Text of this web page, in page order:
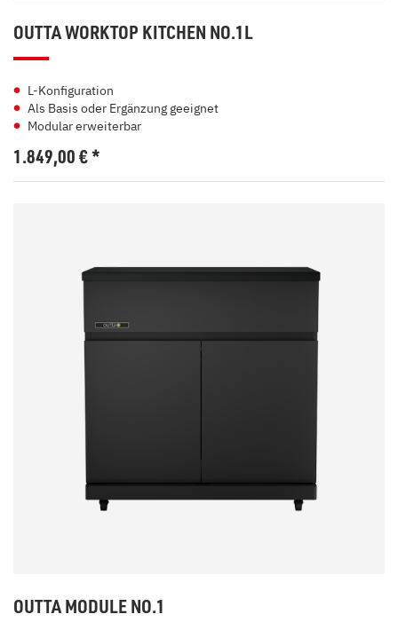
OUTTA WORKTOP KITCHEN NO.1L
L-Konfiguration
Als Basis oder Ergänzung geeignet
Modular erweiterbar
1.849,00€*
OUTTA MODULE NO.1